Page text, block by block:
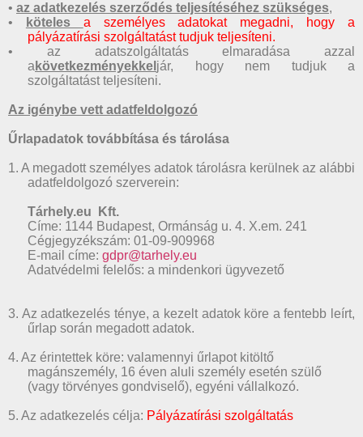
• az adatkezelés szerződés teljesítéséhez szükséges,
•
köteles a személyes adatokat megadni, hogy a
pályázatírási szolgáltatást tudjuk teljesíteni.
• az adatszolgáltatás elmaradása azzal
a következményekkel jár, hogy nem tudjuk a
szolgáltatást teljesíteni.
Az igénybe vett adatfeldolgozó
Űrlapadatok továbbítása és tárolása
1. A megadott személyes adatok tárolásra kerülnek az alábbi
adatfeldolgozó szerverein:
Tárhely.eu Kft.
Címe: 1144 Budapest, Ormánság u. 4. X.em. 241
Cégjegyzékszám: 01-09-909968
E-mail címe: gdpr@tarhely.eu
Adatvédelmi felelős: a mindenkori ügyvezető
3. Az adatkezelés ténye, a kezelt adatok köre a fentebb leírt,
űrlap során megadott adatok.
4. Az érintettek köre: valamennyi űrlapot kitöltő
magánszemély, 16 éven aluli személy esetén szülő
(vagy törvényes gondviselő), egyéni vállalkozó.
5. Az adatkezelés célja: Pályázatírási szolgáltatás